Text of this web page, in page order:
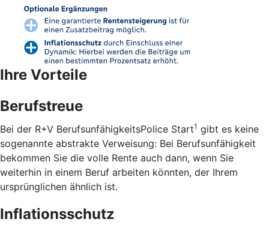
Ihre Vorteile
Berufstreue
Bei der R+V BerufsunfähigkeitsPolice Start1 gibt es keine
sogenannte abstrakte Verweisung: Bei Berufsunfähigkeit
bekommen Sie die volle Rente auch dann, wenn Sie
weiterhin in einem Beruf arbeiten könnten, der Ihrem
ursprünglichen ähnlich ist.
Inflationsschutz